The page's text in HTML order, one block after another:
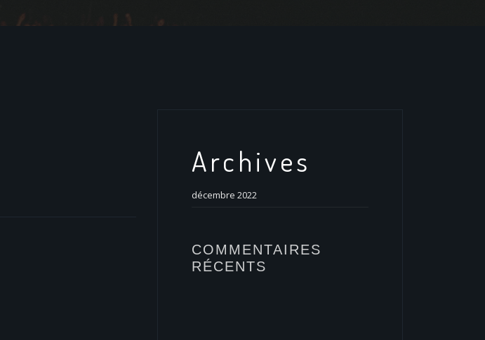
Archives
décembre 2022
COMMENTAIRES
RÉCENTS